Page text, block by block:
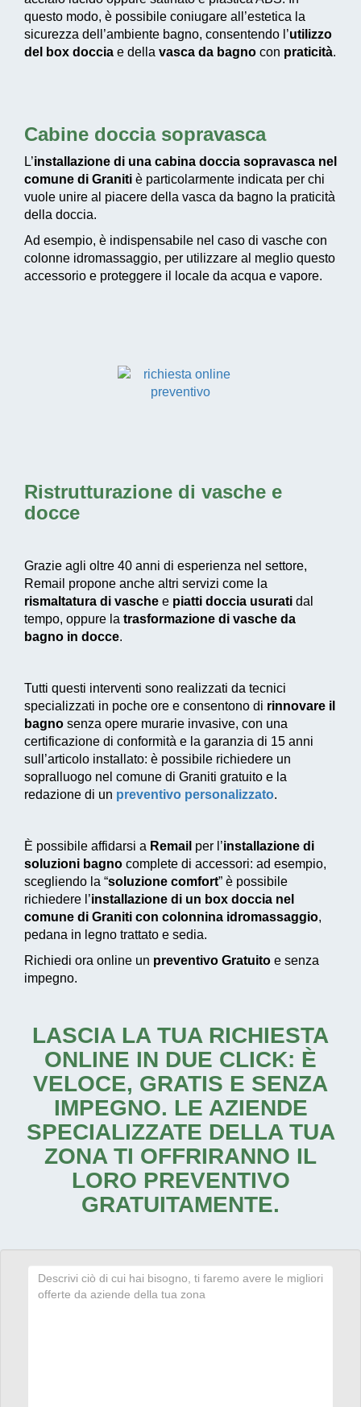
questo modo, è possibile coniugare all’estetica la
sicurezza dell’ambiente bagno, consentendo l’utilizzo
del box doccia e della vasca da bagno con praticità.
Cabine doccia sopravasca
L’installazione di una cabina doccia sopravasca nel
comune di Graniti è particolarmente indicata per chi
vuole unire al piacere della vasca da bagno la praticità
della doccia.
Ad esempio, è indispensabile nel caso di vasche con
colonne idromassaggio, per utilizzare al meglio questo
accessorio e proteggere il locale da acqua e vapore.
Ristrutturazione di vasche e
docce
Grazie agli oltre 40 anni di esperienza nel settore,
Remail propone anche altri servizi come la
rismaltatura di vasche e piatti doccia usurati dal
tempo, oppure la trasformazione di vasche da
bagno in docce.
Tutti questi interventi sono realizzati da tecnici
specializzati in poche ore e consentono di rinnovare il
bagno senza opere murarie invasive, con una
certificazione di conformità e la garanzia di 15 anni
sull’articolo installato: è possibile richiedere un
sopralluogo nel comune di Graniti gratuito e la
redazione di un preventivo personalizzato.
È possibile affidarsi a Remail per l’installazione di
soluzioni bagno complete di accessori: ad esempio,
scegliendo la “soluzione comfort” è possibile
richiedere l’installazione di un box doccia nel
comune di Graniti con colonnina idromassaggio,
pedana in legno trattato e sedia.
Richiedi ora online un preventivo Gratuito e senza
impegno.
LASCIA LA TUA RICHIESTA
ONLINE IN DUE CLICK: È
VELOCE, GRATIS E SENZA
IMPEGNO. LE AZIENDE
SPECIALIZZATE DELLA TUA
ZONA TI OFFRIRANNO IL
LORO PREVENTIVO
GRATUITAMENTE.